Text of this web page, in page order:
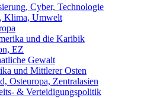
Cyber, Technologie
Klima, Umwelt
und die Karibik
EZ
Gewalt
und Mittlerer Osten
Osteuropa, Zentralasien
& Verteidigungspolitik